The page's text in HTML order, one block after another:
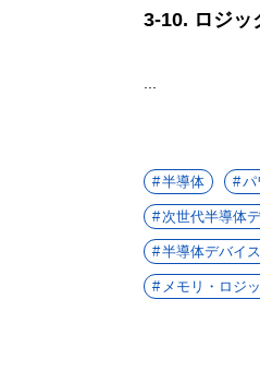
3-10. ロジッ
半導体 パ
次世代半導体
半導体デバイ
メモリ・ロジ